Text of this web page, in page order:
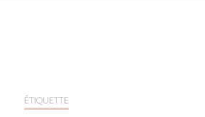
ÉTIQUETTE